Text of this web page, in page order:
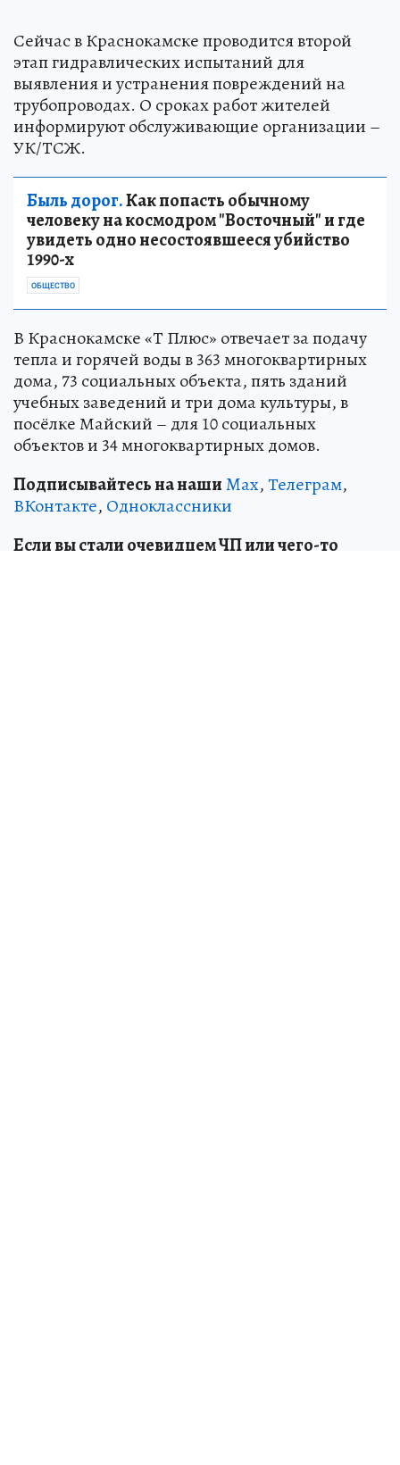
Сейчас в Краснокамске проводится второй
этап гидравлических испытаний для
выявления и устранения повреждений на
трубопроводах. О сроках работ жителей
информируют обслуживающие организации –
УК/ТСЖ.
Быль дорог.Как попасть обычному
человеку на космодром "Восточный" и где
увидеть одно несостоявшееся убийство
1990-х
ОБЩЕСТВО
В Краснокамске «Т Плюс» отвечает за подачу
тепла и горячей воды в 363 многоквартирных
дома, 73 социальных объекта, пять зданий
учебных заведений и три дома культуры, в
посёлке Майский – для 10 социальных
объектов и 34 многоквартирных домов.
Подписывайтесь на нашиMax,Телеграм,
ВКонтакте, Одноклассники
Если вы стали очевидцем ЧП или чего-то